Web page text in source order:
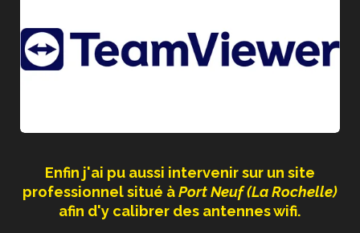
Enfin j'ai pu aussi intervenir sur un site
professionnel situé àPort Neuf (La Rochelle)
afin d'y calibrer des antennes wifi.